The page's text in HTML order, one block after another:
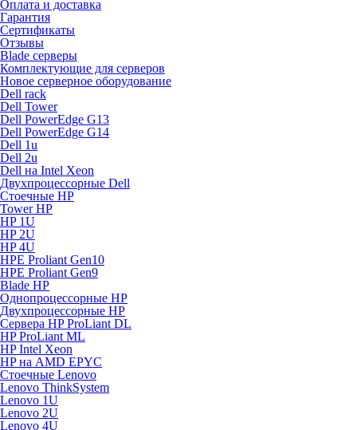
Оплата и доставка
Гарантия
Сертификаты
Отзывы
Blade серверы
Комплектующие для серверов
Новое серверное оборудование
Dell rack
Dell Tower
Dell PowerEdge G13
Dell PowerEdge G14
Dell 1u
Dell 2u
Dell на Intel Xeon
Двухпроцессорные Dell
Стоечные HP
Tower HP
HP 1U
HP 2U
HP 4U
HPE Proliant Gen10
HPE Proliant Gen9
Blade HP
Однопроцессорные HP
Двухпроцессорные HP
Сервера HP ProLiant DL
HP ProLiant ML
HP Intel Xeon
HP на AMD EPYC
Стоечные Lenovo
Lenovo ThinkSystem
Lenovo 1U
Lenovo 2U
Lenovo 4U